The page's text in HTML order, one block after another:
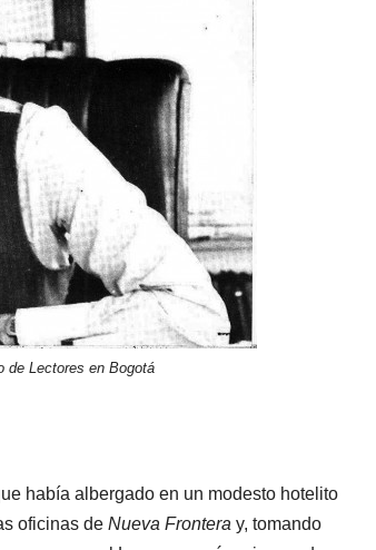
de Lectores en Bogotá
había albergado en un modesto hotelito
oficinas de Nueva Frontera y, tomando